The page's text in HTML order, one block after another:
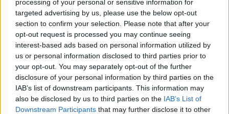
processing of your personal or sensitive information for
targeted advertising by us, please use the below opt-out
section to confirm your selection. Please note that after your
opt-out request is processed you may continue seeing
interest-based ads based on personal information utilized by
us or personal information disclosed to third parties prior to
your opt-out. You may separately opt-out of the further
disclosure of your personal information by third parties on the
IAB’s list of downstream participants. This information may
also be disclosed by us to third parties on the IAB’s List of
Downstream Participants that may further disclose it to other
Celní úřad v Jiříkově zhruba před rokem ve správním řízení
celní prostor stanovil s platností od 1. července 2002.
Město Rumburk o tom bylo informováno až 31. května
2002. Rumburští radní a zastupitelé proto považují
uvedené rozhodnutí celního orgánu za neplatné. Starosta
města odmítá spekulace a obvinění o vybírání jakéhosi
mýtného a tvrzení přepravců, že město získává vybíráním
poplatků do své pokladny stamiliony. "Provozování
odstavného parkoviště v Rumburku-Horním Jindřichově je
pro město z dlouhodobého hlediska ztrátovou záležitostí,"
tvrdí Sykáček.